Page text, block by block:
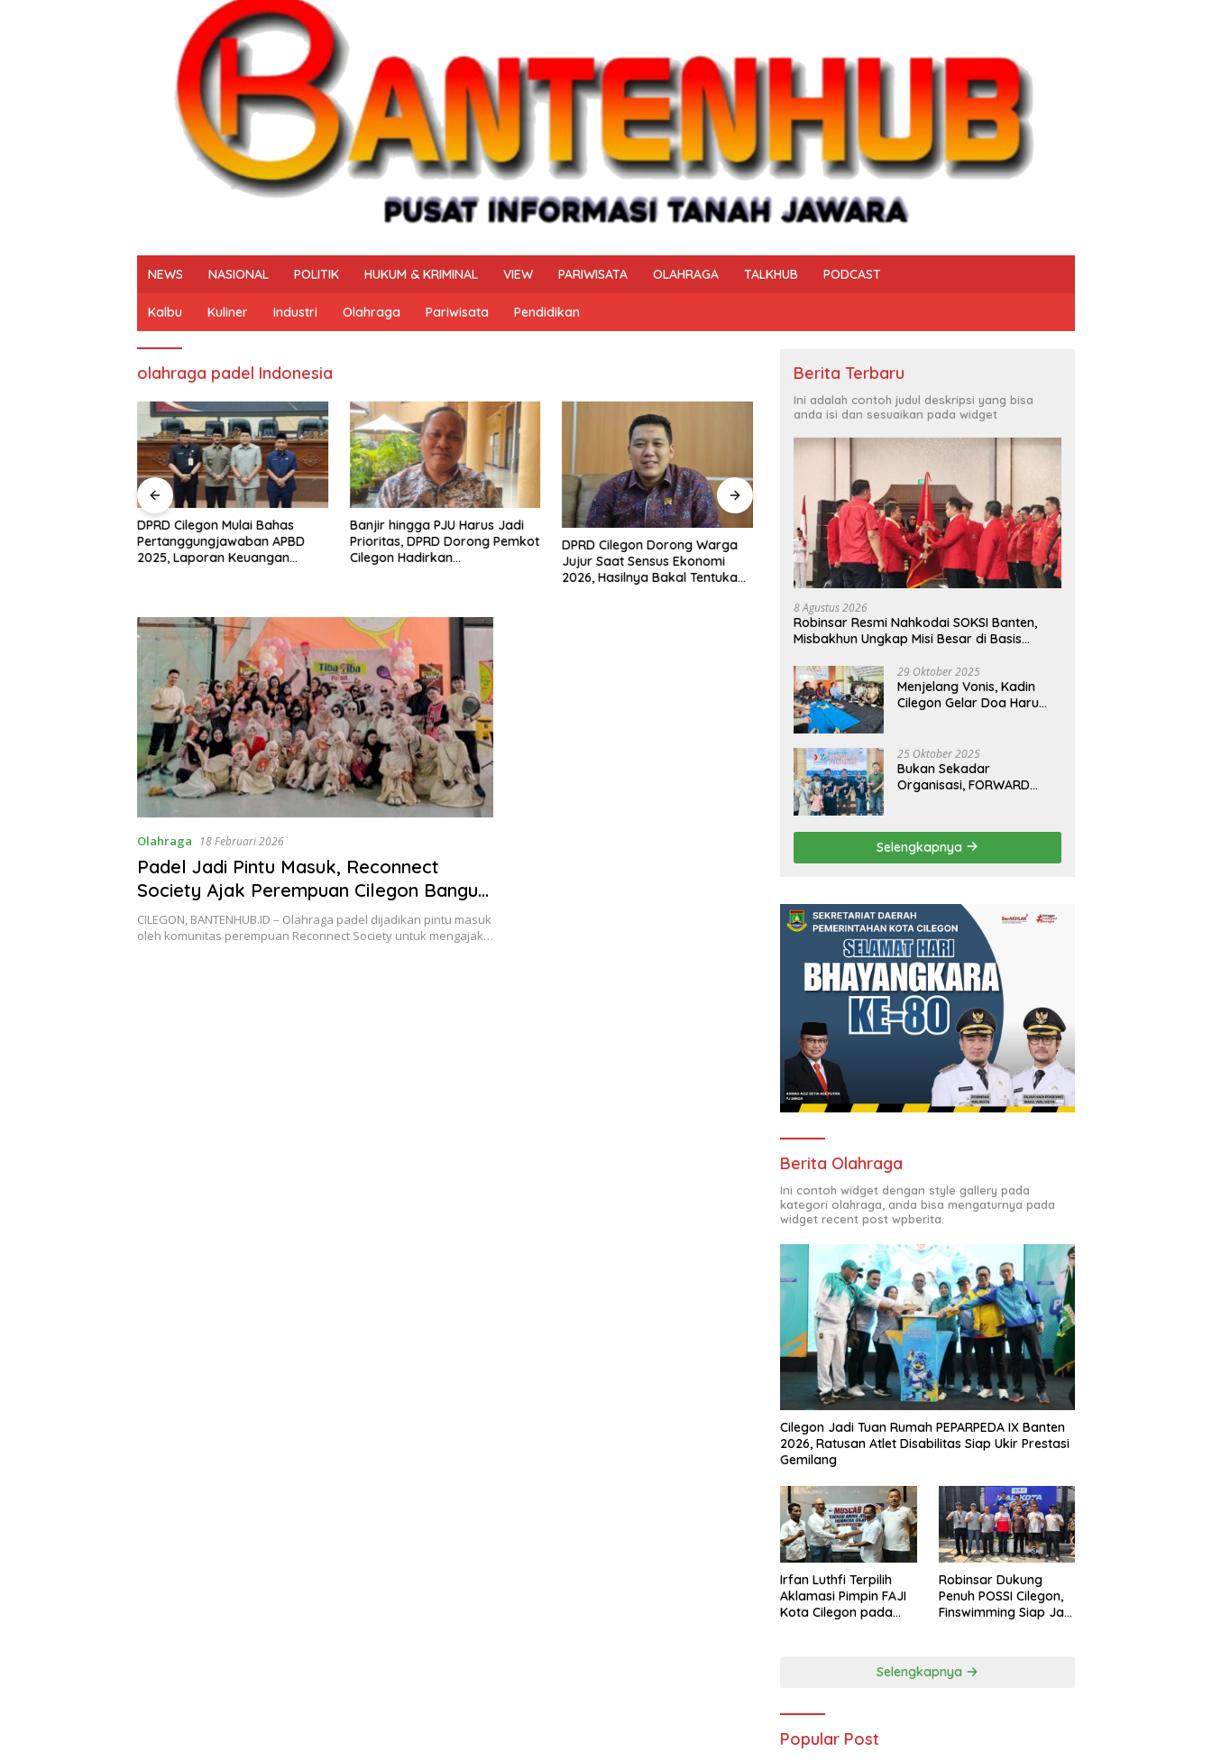
NEWS NASIONAL POLITIK HUKUM & KRIMINAL VIEW PARIWISATA OLAHRAGA TALKHUB PODCAST
Kalbu Kuliner Industri Olahraga Pariwisata Pendidikan
olahraga padel Indonesia
DPRD Cilegon Mulai Bahas
Pertanggungjawaban APBD
2025, Laporan Keuangan
Banjir hingga PJU Harus Jadi
Prioritas, DPRD Dorong Pemkot
Cilegon Hadirkan
DPRD Cilegon Dorong Warga
Jujur Saat Sensus Ekonomi
2026, Hasilnya Bakal Tentukan
Cilegon Jadi Tuan Rumah
PEPARPEDA IX Banten 2026,
Ratusan Atlet Disabilitas Siap
Ukir Prestasi Gemilang
DPRD dan HMI Bersinergi Kawal
Penegakan Perda, Tempat
Hiburan Bermasalah Jadi
Sorotan
Olahraga 18 Februari 2026
Padel Jadi Pintu Masuk, Reconnect
Society Ajak Perempuan Cilegon Bangun
Percaya Diri
CILEGON, BANTENHUB.ID – Olahraga padel dijadikan pintu masuk
oleh komunitas perempuan Reconnect Society untuk mengajak…
Berita Terbaru
Ini adalah contoh judul deskripsi yang bisa
anda isi dan sesuaikan pada widget
8 Agustus 2026
Robinsar Resmi Nahkodai SOKSI Banten,
Misbakhun Ungkap Misi Besar di Basis
29 Oktober 2025
Menjelang Vonis, Kadin
Cilegon Gelar Doa Haru
25 Oktober 2025
Bukan Sekadar
Organisasi, FORWARD
Berbudaya
Selengkapnya
Berita Olahraga
Ini contoh widget dengan style gallery pada
kategori olahraga, anda bisa mengaturnya pada
widget recent post wpberita.
Cilegon Jadi Tuan Rumah PEPARPEDA IX Banten
2026, Ratusan Atlet Disabilitas Siap Ukir Prestasi
Gemilang
Irfan Luthfi Terpilih
Aklamasi Pimpin FAJI
Kota Cilegon pada
Robinsar Dukung
Penuh POSSI Cilegon,
Finswimming Siap Jadi
Selengkapnya
Popular Post